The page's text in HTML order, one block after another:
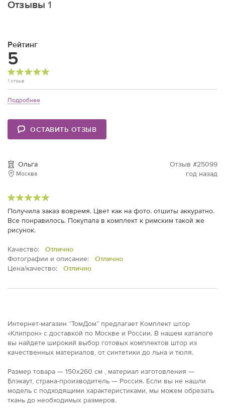
Отзывы 1
Рейтинг
5
1 отзыв
Подробнее
ОСТАВИТЬ ОТЗЫВ
Отзыв #25099
год назад
Ольга
Москва
Получила заказ вовремя. Цвет как на фото. отшиты аккуратно.
Все понравилось. Покупала в комплект к римским такой же
рисунок.
Качество:
Отлично
Фотографии и описание:
Отлично
Цена/качество:
Отлично
Интернет-магазин “ТомДом” предлагает Комплект штор
«Клипрон» с доставкой по Москве и России. В нашем каталоге
вы найдете широкий выбор готовых комплектов штор из
качественных материалов, от синтетики до льна и тюля.
Размер товара — 150x260 см , материал изготовления —
Блэкаут, страна-производитель — Россия. Если вы не нашли
модель с подходящими характеристиками, мы можем обрезать
ткань до необходимых размеров.